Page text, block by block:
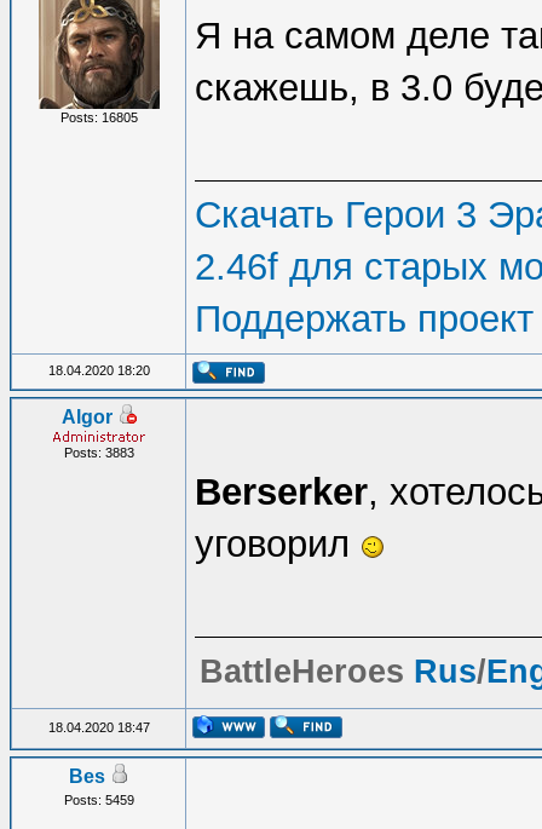
Posts: 16805
Я на самом деле
скажешь, в 3.0
Скачать Герои 3
2.46f для старых
Поддержать проект
18.04.2020 18:20
Algor
Posts: 3883
Berserker,
уговорил
BattleHeroes Rus/
18.04.2020 18:47
Bes
Posts: 5459